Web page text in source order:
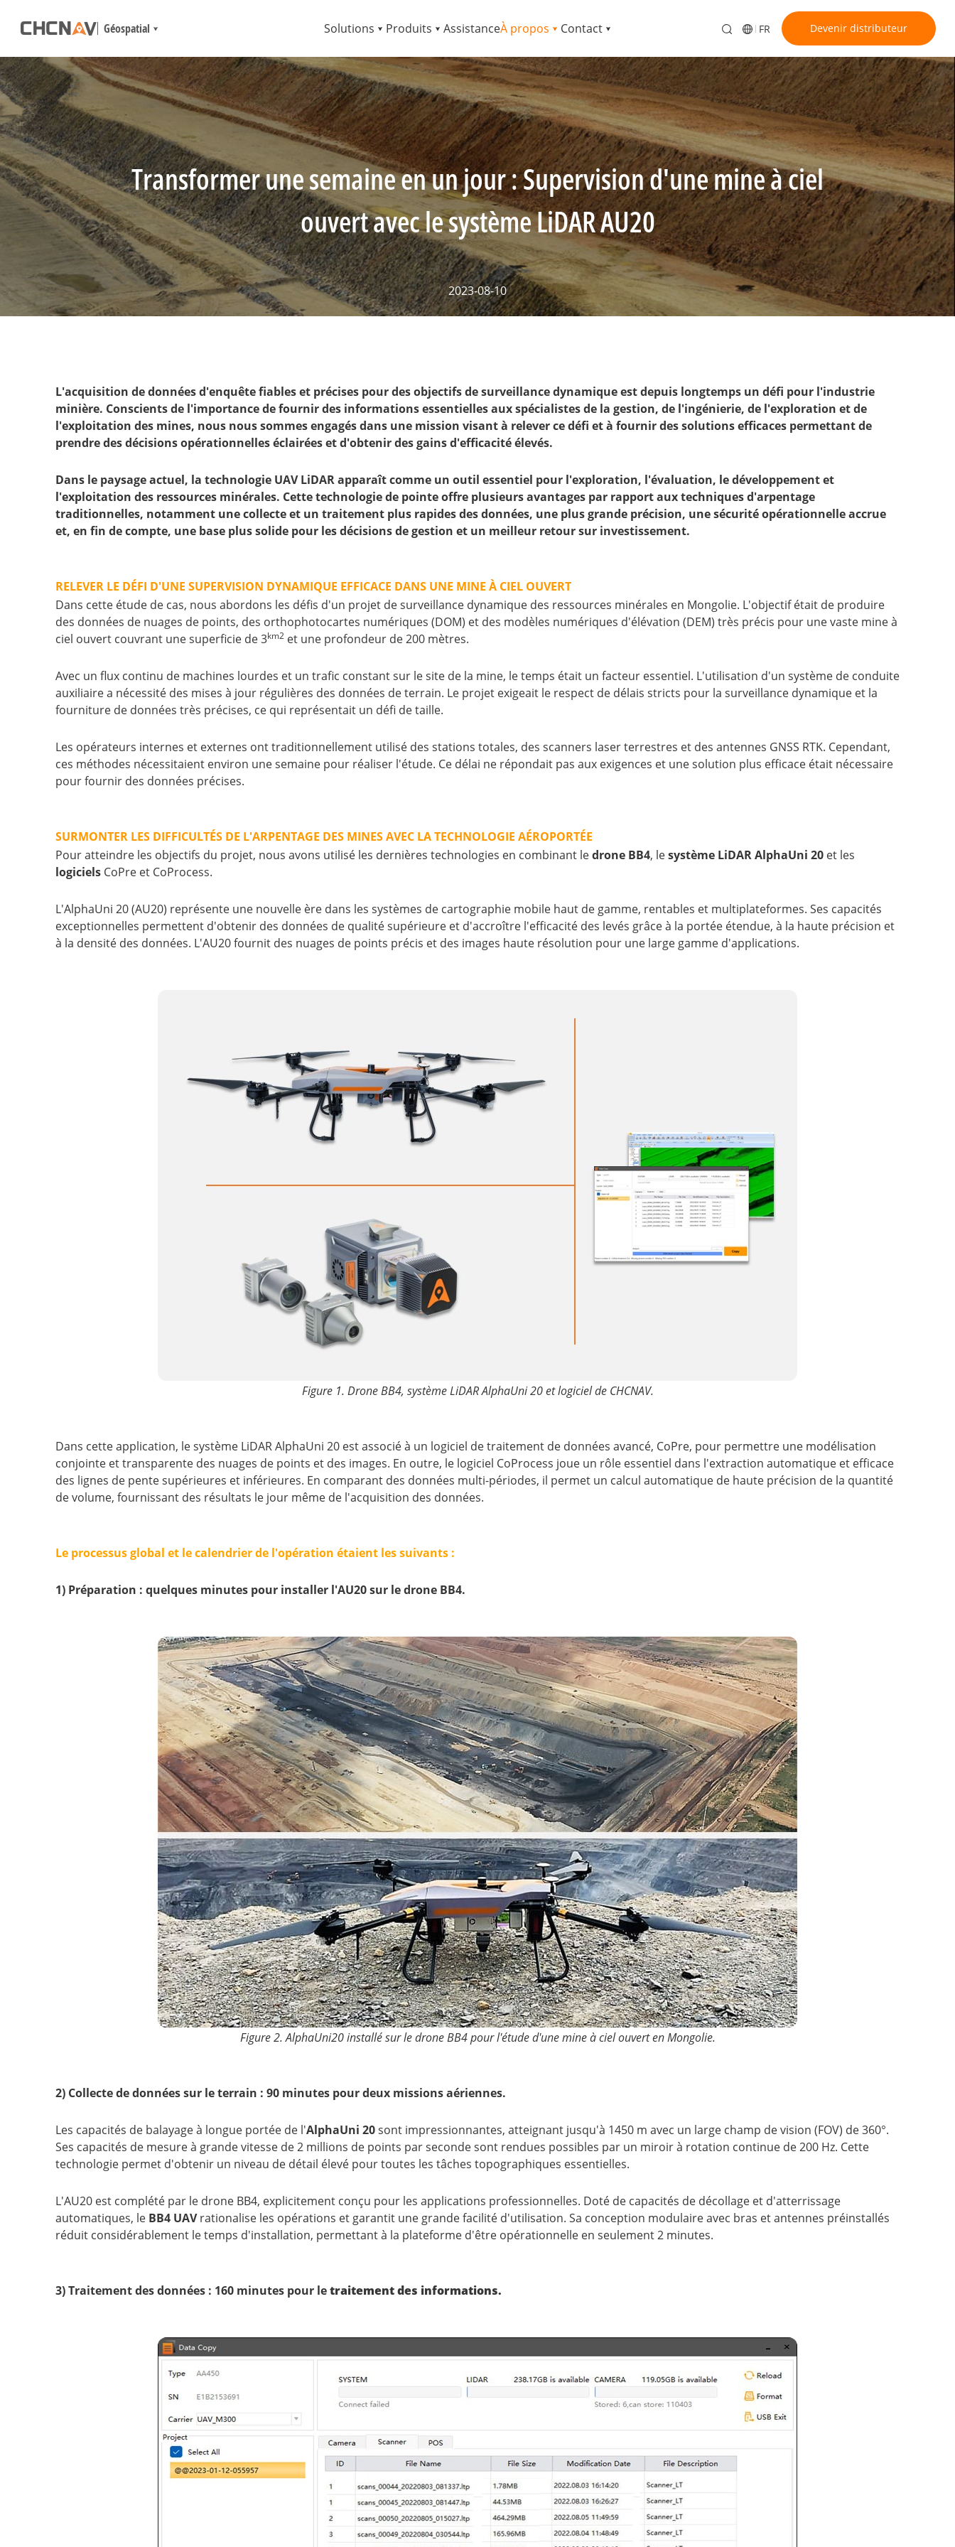
Géospatial Solutions Produits AssistanceÀ propos Contact FR Devenir distributeur
Transformer une semaine en un jour : Supervision d'une mine à ciel
ouvert avec le système LiDAR AU20
2023-08-10
L'acquisition de données d'enquête fiables et précises pour des objectifs de surveillance dynamique est depuis longtemps un défi pour l'industrie
minière. Conscients de l'importance de fournir des informations essentielles aux spécialistes de la gestion, de l'ingénierie, de l'exploration et de
l'exploitation des mines, nous nous sommes engagés dans une mission visant à relever ce défi et à fournir des solutions efficaces permettant de
prendre des décisions opérationnelles éclairées et d'obtenir des gains d'efficacité élevés.
Dans le paysage actuel, la technologie UAV LiDAR apparaît comme un outil essentiel pour l'exploration, l'évaluation, le développement et
l'exploitation des ressources minérales. Cette technologie de pointe offre plusieurs avantages par rapport aux techniques d'arpentage
traditionnelles, notamment une collecte et un traitement plus rapides des données, une plus grande précision, une sécurité opérationnelle accrue
et, en fin de compte, une base plus solide pour les décisions de gestion et un meilleur retour sur investissement.
RELEVER LE DÉFI D'UNE SUPERVISION DYNAMIQUE EFFICACE DANS UNE MINE À CIEL OUVERT
Dans cette étude de cas, nous abordons les défis d'un projet de surveillance dynamique des ressources minérales en Mongolie. L'objectif était de produire
des données de nuages de points, des orthophotocartes numériques (DOM) et des modèles numériques d'élévation (DEM) très précis pour une vaste mine à
ciel ouvert couvrant une superficie de 3km2 et une profondeur de 200 mètres.
Avec un flux continu de machines lourdes et un trafic constant sur le site de la mine, le temps était un facteur essentiel. L'utilisation d'un système de conduite
auxiliaire a nécessité des mises à jour régulières des données de terrain. Le projet exigeait le respect de délais stricts pour la surveillance dynamique et la
fourniture de données très précises, ce qui représentait un défi de taille.
Les opérateurs internes et externes ont traditionnellement utilisé des stations totales, des scanners laser terrestres et des antennes GNSS RTK. Cependant,
ces méthodes nécessitaient environ une semaine pour réaliser l'étude. Ce délai ne répondait pas aux exigences et une solution plus efficace était nécessaire
pour fournir des données précises.
SURMONTER LES DIFFICULTÉS DE L'ARPENTAGE DES MINES AVEC LA TECHNOLOGIE AÉROPORTÉE
Pour atteindre les objectifs du projet, nous avons utilisé les dernières technologies en combinant ledrone BB4, lesystème LiDAR AlphaUni 20 et les
logiciels CoPre et CoProcess.
L'AlphaUni 20 (AU20) représente une nouvelle ère dans les systèmes de cartographie mobile haut de gamme, rentables et multiplateformes. Ses capacités
exceptionnelles permettent d'obtenir des données de qualité supérieure et d'accroître l'efficacité des levés grâce à la portée étendue, à la haute précision et
à la densité des données. L'AU20 fournit des nuages de points précis et des images haute résolution pour une large gamme d'applications.
Figure 1. Drone BB4, système LiDAR AlphaUni 20 et logiciel de CHCNAV.
Dans cette application, le système LiDAR AlphaUni 20 est associé à un logiciel de traitement de données avancé, CoPre, pour permettre une modélisation
conjointe et transparente des nuages de points et des images. En outre, le logiciel CoProcess joue un rôle essentiel dans l'extraction automatique et efficace
des lignes de pente supérieures et inférieures. En comparant des données multi-périodes, il permet un calcul automatique de haute précision de la quantité
de volume, fournissant des résultats le jour même de l'acquisition des données.
Le processus global et le calendrier de l'opération étaient les suivants :
1) Préparation : quelques minutes pour installer l'AU20 sur le drone BB4.
Figure 2. AlphaUni20 installé sur le drone BB4 pour l'étude d'une mine à ciel ouvert en Mongolie.
2) Collecte de données sur le terrain : 90 minutes pour deux missions aériennes.
Les capacités de balayage à longue portée de l'AlphaUni 20sont impressionnantes, atteignant jusqu'à 1450 m avec un large champ de vision (FOV) de 360°.
Ses capacités de mesure à grande vitesse de 2 millions de points par seconde sont rendues possibles par un miroir à rotation continue de 200 Hz. Cette
technologie permet d'obtenir un niveau de détail élevé pour toutes les tâches topographiques essentielles.
L'AU20 est complété par le drone BB4, explicitement conçu pour les applications professionnelles. Doté de capacités de décollage et d'atterrissage
automatiques, le BB4 UAVrationalise les opérations et garantit une grande facilité d'utilisation. Sa conception modulaire avec bras et antennes préinstallés
réduit considérablement le temps d'installation, permettant à la plateforme d'être opérationnelle en seulement 2 minutes.
3) Traitement des données : 160 minutes pour letraitement des informations.